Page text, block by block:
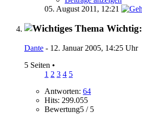
05. August 2011, 12:21
Wichtig:
Dante - 12. Januar 2005, 14:25 Uhr
5 Seiten •
1 2 3 4 5
Antworten: 64
Hits: 299.055
Bewertung5 / 5